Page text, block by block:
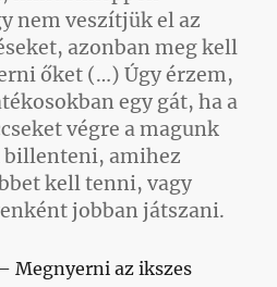
nem veszítjük el az
azonban meg kell
őket (…) Úgy érzem,
egy gát, ha a
végre a magunk
billenteni, amihez
kell tenni, vagy
jobban játszani.
Megnyerni az ikszes